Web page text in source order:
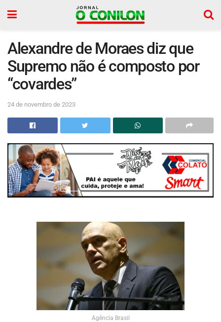
Alexandre de Moraes diz que
Supremo não é composto por
“covardes”
24 de novembro de 2023
Agência Brasil